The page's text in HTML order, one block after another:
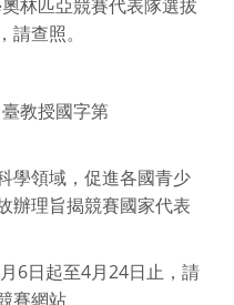
林匹亞競賽代表隊選拔
查照。
教授國字第
學領域，促進各國青少
辦理旨揭競賽國家代表
6日起至4月24日止，請
賽網站